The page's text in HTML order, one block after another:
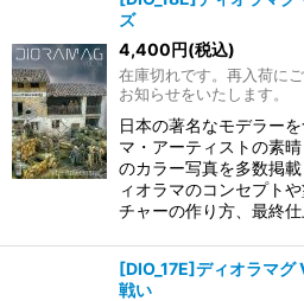
ズ
4,400円(税込)
在庫切れです。再入荷に
お知らせをいたします。
日本の著名なモデラー
マ・アーティストの素
のカラー写真を多数掲
ィオラマのコンセプト
チャーの作り方、最終
[DIO_17E]ディオラマグ
戦い